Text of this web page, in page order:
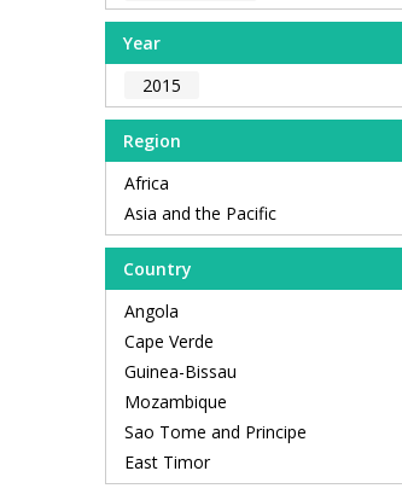
Year
2015
Region
Africa
Asia and the Pacific
Country
Angola
Cape Verde
Guinea-Bissau
Mozambique
Sao Tome and Principe
East Timor